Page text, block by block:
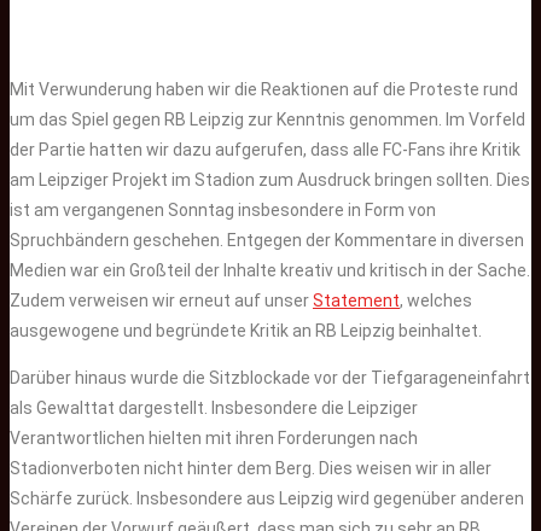
Mit Verwunderung haben wir die Reaktionen auf die Proteste rund
um das Spiel gegen RB Leipzig zur Kenntnis genommen. Im Vorfeld
der Partie hatten wir dazu aufgerufen, dass alle FC-Fans ihre Kritik
am Leipziger Projekt im Stadion zum Ausdruck bringen sollten. Dies
ist am vergangenen Sonntag insbesondere in Form von
Spruchbändern geschehen. Entgegen der Kommentare in diversen
Medien war ein Großteil der Inhalte kreativ und kritisch in der Sache.
Zudem verweisen wir erneut auf unserStatement, welches
ausgewogene und begründete Kritik an RB Leipzig beinhaltet.
Darüber hinaus wurde die Sitzblockade vor der Tiefgarageneinfahrt
als Gewalttat dargestellt. Insbesondere die Leipziger
Verantwortlichen hielten mit ihren Forderungen nach
Stadionverboten nicht hinter dem Berg. Dies weisen wir in aller
Schärfe zurück. Insbesondere aus Leipzig wird gegenüber anderen